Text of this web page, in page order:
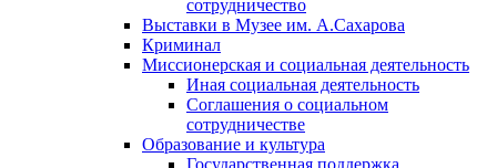
сотрудничество
Выставки в Музее им. А.Сахарова
Криминал
Миссионерская и социальная деятельность
Иная социальная деятельность
Соглашения о социальном
сотрудничестве
Образование и культура
Государственная поддержка